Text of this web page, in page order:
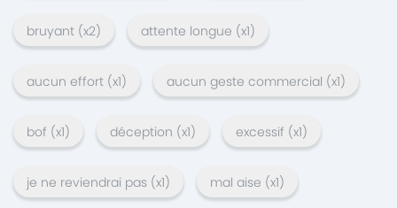
bruyant (x2) attente longue (x1)
aucun effort (x1) aucun geste commercial (x1)
bof (x1) déception (x1) excessif (x1)
je ne reviendrai pas (x1) mal aise (x1)